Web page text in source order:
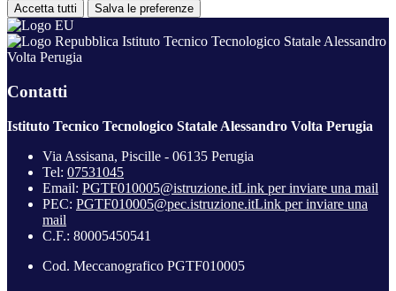
Accetta tutti Salva le preferenze
Istituto Tecnico Tecnologico Statale Alessandro
Volta Perugia
Contatti
Istituto Tecnico Tecnologico Statale Alessandro Volta Perugia
Via Assisana, Piscille - 06135 Perugia
Tel: 07531045
Email: PGTF010005@istruzione.itLink per inviare una mail
PEC: PGTF010005@pec.istruzione.itLink per inviare una
mail
C.F.: 80005450541
Cod. Meccanografico PGTF010005